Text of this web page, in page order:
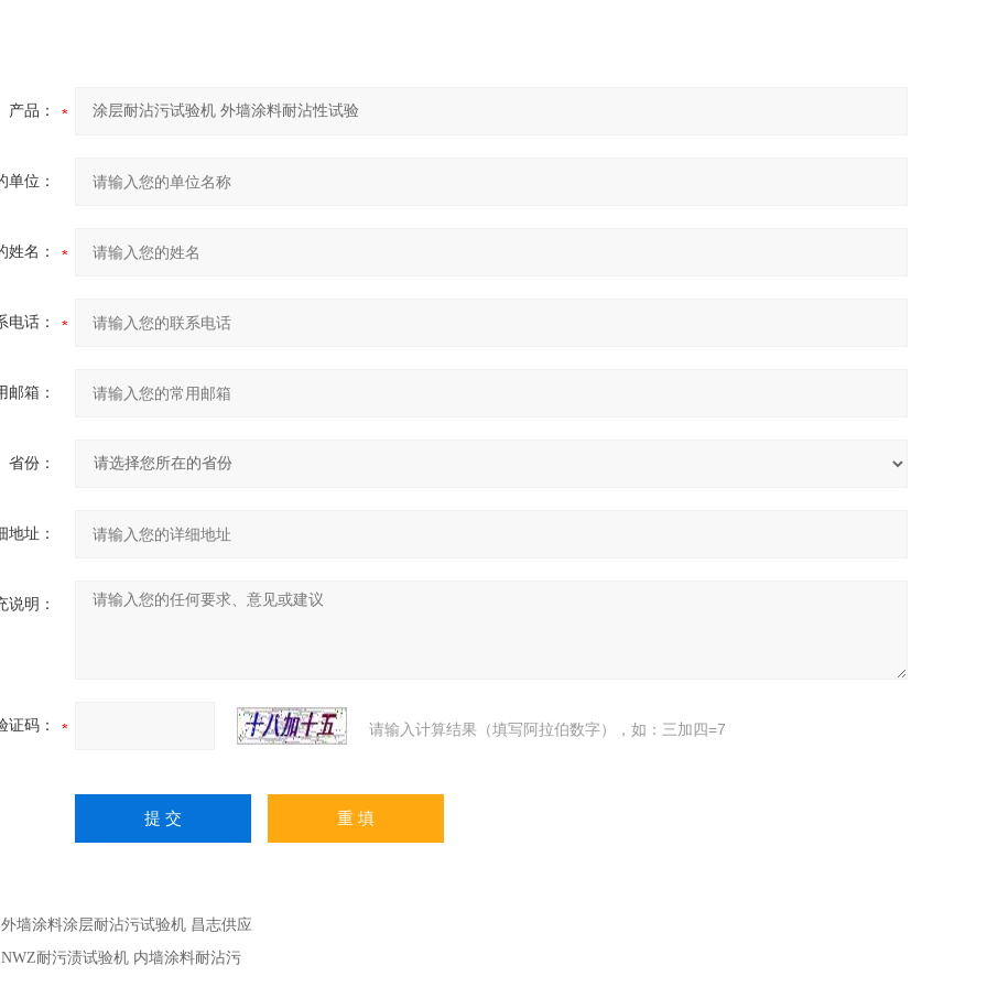
产品：
单位：
姓名：
电话：
邮箱：
省份：
地址：
说明：
证码： 请输入计算结果（填写阿拉伯数字），如：三加四=7
外墙涂料涂层耐沾污试验机 昌志供应
NWZ耐污渍试验机 内墙涂料耐沾污